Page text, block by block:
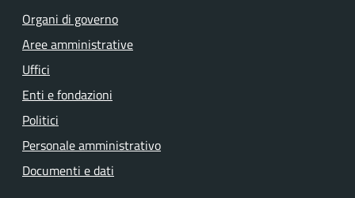
Organi di governo
Aree amministrative
Uffici
Enti e fondazioni
Politici
Personale amministrativo
Documenti e dati